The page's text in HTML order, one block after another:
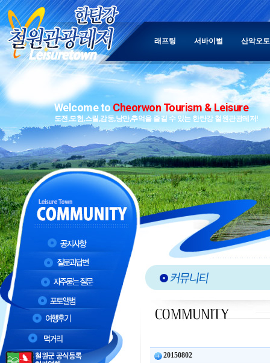
Welcome to Cheorwon Tourism & Leisure
도전,모험,스릴,감동,낭만,추억을 즐길 수 있는 한탄강 철원관광레저!
래프팅 서바이벌 산악오
20150802